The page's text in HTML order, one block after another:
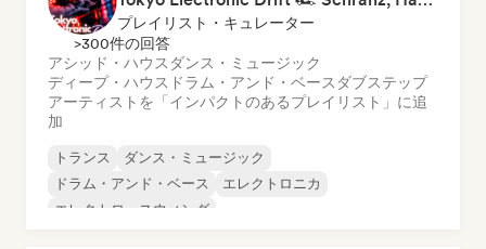
プレイリスト・キュレーター
>300件の回答
アシッド・ハウス ダンス・ミュージック
ディープ・ハウス ドラム・アンド・ベース ダブステップ
アーティストを「インパクトのあるプレイリスト」に追
加
トランス
ダンス・ミュージック
ドラム・アンド・ベース
エレクトロニカ
エレクトロ・スウィング